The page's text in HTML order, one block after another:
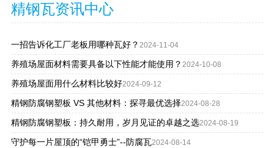
精钢瓦资讯中心
一招告诉化工厂老板用哪种瓦好？ 2024-11-04
养殖场屋面材料需要具备以下性能才能使用？ 2024-10-08
养殖场屋面用什么材料比较好2024-09-12
精钢防腐钢塑板 VS 其他材料：探寻最优选择2024-08-28
精钢防腐钢塑板：持久耐用，岁月见证的卓越之选2024-08-19
守护每一片屋顶的“铠甲勇士”--防腐瓦2024-08-14